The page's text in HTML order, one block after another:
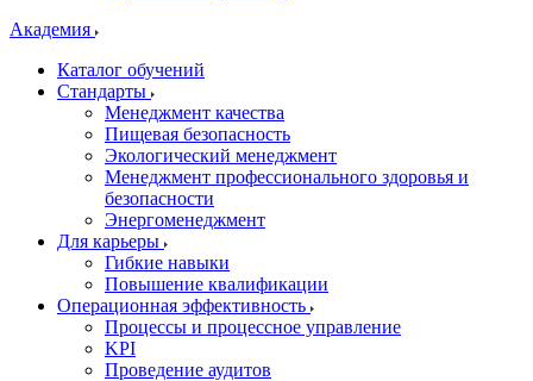
Академия
Каталог обучений
Стандарты
Менеджмент качества
Пищевая безопасность
Экологический менеджмент
Менеджмент профессионального здоровья и
безопасности
Энергоменеджмент
Для карьеры
Гибкие навыки
Повышение квалификации
Операционная эффективность
Процессы и процессное управление
KPI
Проведение аудитов